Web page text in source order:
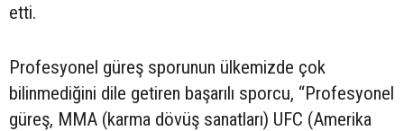
etti.
Profesyonel güreş sporunun ülkemizde çok
bilinmediğini dile getiren başarılı sporcu, “Profesyonel
güreş, MMA (karma dövüş sanatları) UFC (Amerika